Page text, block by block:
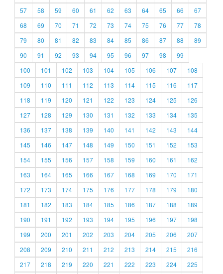
57
58 59 60 61 62 63 64 65 66
67
68
69 70 71 72 73 74 75 76 77
78
79
80 81 82 83 84 85 86 87 88
89
90
91 92 93 94 95 96 97 98
99
100
101 102 103 104 105 106 107
108
109
110 111 112 113 114 115 116
117
118
119 120 121 122 123 124 125
126
127
128 129 130 131 132 133 134
135
136
137 138 139 140 141 142 143
144
145
146 147 148 149 150 151 152
153
154
155 156 157 158 159 160 161
162
163
164 165 166 167 168 169 170
171
172
173 174 175 176 177 178 179
180
181
182 183 184 185 186 187 188
189
190
191 192 193 194 195 196 197
198
199
200 201 202 203 204 205 206
207
208
209 210 211 212 213 214 215
216
217
218 219 220 221 222 223 224
225